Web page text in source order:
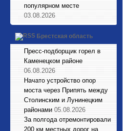
популярном месте
03.08.2026
Брестская область
Пресс-подборщик горел в
Каменецком районе
06.08.2026
Начато устройство опор
моста через Припять между
Столинским и Лунинецким
районами 05.08.2026
За полгода отремонтировали
200 км местных дорог на